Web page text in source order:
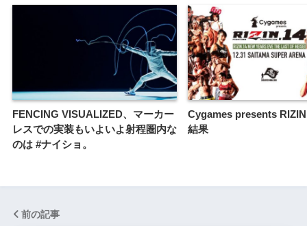
FENCING VISUALIZED、マーカー
レスでの実装もいよいよ射程圏内な
のは #ナイショ。
Cygames presents
結果
前の記事